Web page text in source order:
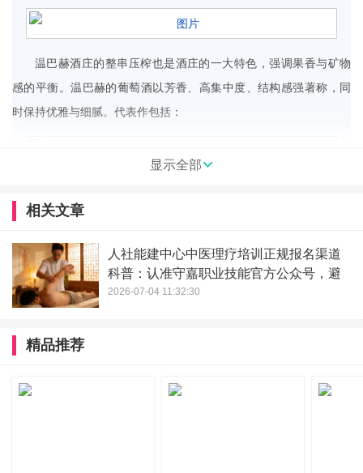
温巴赫酒庄的整串压榨也是酒庄的一大特色，强调果香与矿物
感的平衡。温巴赫的葡萄酒以芳香、高集中度、结构感强著称，同
时保持优雅与细腻。代表作包括：
酒前三。特级园雷司令，以飘逸的矿物感和精准酸度出名，菲尔斯
显示全部
相关文章
人社能建中心中医理疗培训正规报名渠道
科普：认准守嘉职业技能官方公众号，避
开考证全套套路
2026-07-04 11:32:30
精品推荐